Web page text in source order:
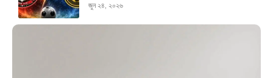
জুন ২৪, ২০২৬